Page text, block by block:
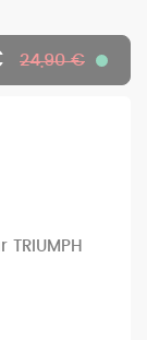
24,90 €
TRIUMPH